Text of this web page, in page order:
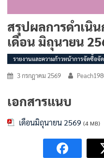
สรุปผลการดำเนิ
เดือน มิถุนายน
รายงานและความก้าวหน้าการจัดซื้อจั
3 กรกฎาคม 2569
เอกสารแนบ
เดือนมิถุนายน 2569 (4 MB)